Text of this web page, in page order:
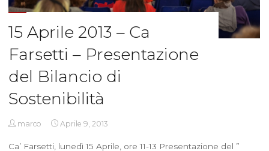
15 Aprile 2013 – Ca
Farsetti – Presentazione
del Bilancio di
Sostenibilità
marco Aprile 9, 2013
Ca’ Farsetti, lunedì 15 Aprile, ore 11-13 Presentazione del ”